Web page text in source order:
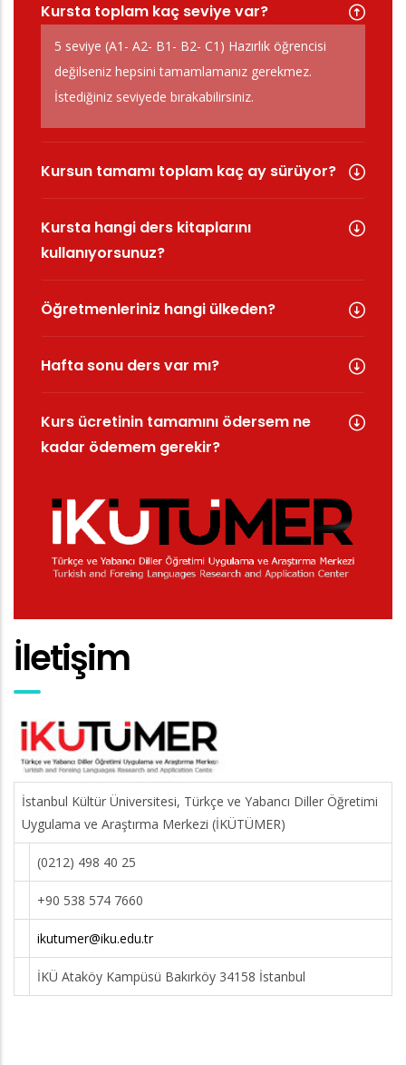
Kursta toplam kaç seviye var?
5 seviye (A1- A2- B1- B2- C1) Hazırlık öğrencisi
değilseniz hepsini tamamlamanız gerekmez.
İstediğiniz seviyede bırakabilirsiniz.
Kursun tamamı toplam kaç ay sürüyor?
Kursta hangi ders kitaplarını
kullanıyorsunuz?
Öğretmenleriniz hangi ülkeden?
Hafta sonu ders var mı?
Kurs ücretinin tamamını ödersem ne
kadar ödemem gerekir?
İletişim
İstanbul Kültür Üniversitesi, Türkçe ve Yabancı Diller Öğretimi
Uygulama ve Araştırma Merkezi (İKÜTÜMER)
(0212) 498 40 25
+90 538 574 7660
ikutumer@iku.edu.tr
İKÜ Ataköy Kampüsü Bakırköy 34158 İstanbul